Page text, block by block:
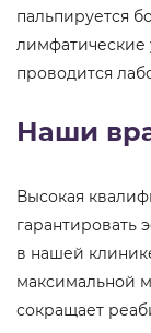
пальпируется
лимфатические
проводится
Наши
Высокая
гарантировать
в нашей
максимальной
сокращает